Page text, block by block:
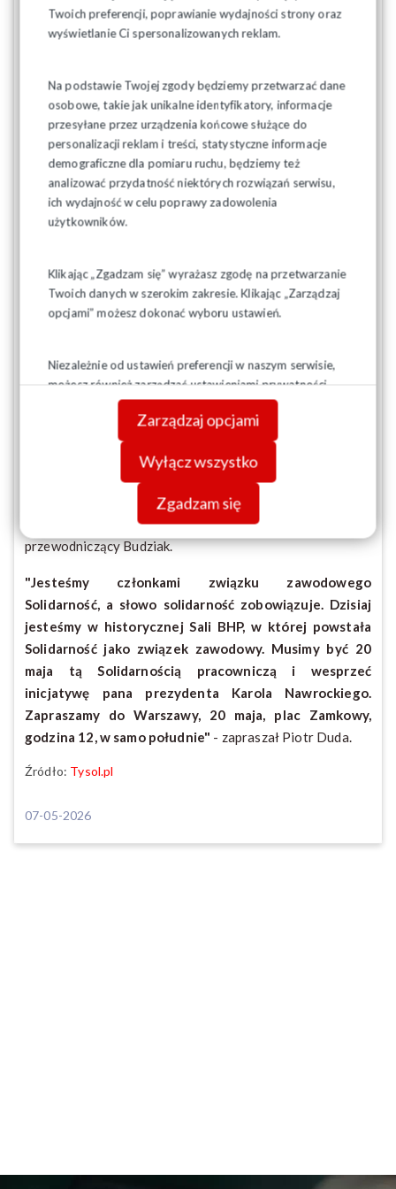
Twoich preferencji, poprawianie wydajności strony oraz
wyświetlanie Ci spersonalizowanych reklam.
Na podstawie Twojej zgody będziemy przetwarzać dane
osobowe, takie jak unikalne identyfikatory, informacje
przesyłane przez urządzenia końcowe służące do
personalizacji reklam i treści, statystyczne informacje
demograficzne dla pomiaru ruchu, będziemy też
analizować przydatność niektórych rozwiązań serwisu,
ich wydajność w celu poprawy zadowolenia
użytkowników.
Klikając „Zgadzam się” wyrażasz zgodę na przetwarzanie
Twoich danych w szerokim zakresie. Klikając „Zarządzaj
opcjami” możesz dokonać wyboru ustawień.
Niezależnie od ustawień preferencji w naszym serwisie,
możesz również zarządzać ustawieniami prywatności
swojej przeglądarki. Więcej informacji o przetwarzaniu
danych znajdziesz wPolityce prywatności.
Zarządzaj opcjami
Wyłącz wszystko
Zgadzam się
biurokratę, który po kontroli musi z tą całą
dokumentacją przyjechać do swojego Okręgowy
jeśli nie podejmie, a w większości tak to będzie
wyglądać, to sprawa trafia na biurko Głównego
Inspektora Pracy...Nie chce wnikać w szczegóły, chce
wam tylko pokazać, że argumenty, które przedstawiała
strona społeczna nie zostały w ogóle wzięte pod
uwagę" - tłumaczył przewodniczący "S".
Piotrem Dudą i Bartoszem Budziakiem zaprosili
wszystkich na manifestację Solidarności do Warszawy.
"Koleżanki i koledzy, 20 maja spotykamy się w
pokażemy poparcie dla kwestii inicjatywy
obietnicy, którą Prezydent złożył nam jako
Solidarności w kampanii wyborczej. Wszystkich bardzo
prosimy o to, że zapisać się na manifestację, pojechać,
żebyśmy wspólnie pokazali jak ważną kwestią jest
Zielony Ład, który negatywnie wpływa na całe nasze
społeczeństwo i przedsiębiorstwa w Polsce"
przewodniczący Budziak.
"Jesteśmy członkami związku zawodowego
Solidarność, a słowo solidarność zobowiązuje. Dzisiaj
jesteśmy w historycznej Sali BHP, w której powstała
Solidarność jako związek zawodowy. Musimy być 20
maja tą Solidarnością pracowniczą i wesprzeć
inicjatywę pana prezydenta Karola Nawrockiego.
Zapraszamy do Warszawy, 20 maja, plac Zamkowy,
godzina 12, w samo południe" - zapraszał Piotr Duda.
Źródło: Tysol.pl
07-05-2026